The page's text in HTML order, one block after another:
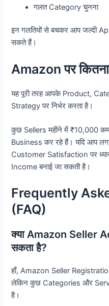
गलत Category चुनना
इन गलतियों से बचकर आप जल्दी
सकते हैं।
Amazon पर
यह पूरी तरह आपके Product,
Strategy पर निर्भर करता है।
कुछ Sellers महीने में ₹10,000
Business कर रहे हैं। यदि आप
Customer Satisfaction पर
Income बनाई जा सकती है।
Frequently
(FAQ)
क्या Amazon Seller
सकता है?
हाँ, Amazon Seller
लेकिन कुछ Categories और
है।